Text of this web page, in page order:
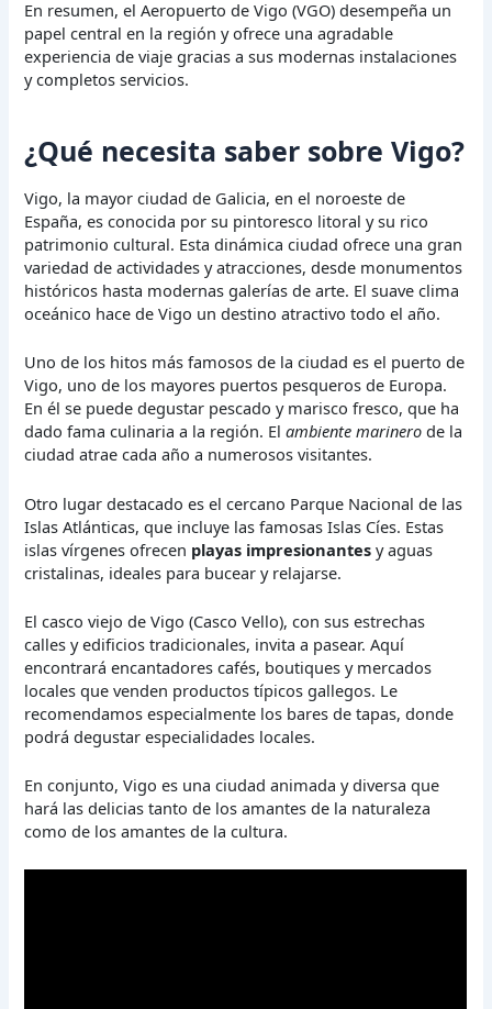
En resumen, el Aeropuerto de Vigo (VGO) desempeña un
papel central en la región y ofrece una agradable
experiencia de viaje gracias a sus modernas instalaciones
y completos servicios.
¿Qué necesita saber sobre Vigo?
Vigo, la mayor ciudad de Galicia, en el noroeste de
España, es conocida por su pintoresco litoral y su rico
patrimonio cultural. Esta dinámica ciudad ofrece una gran
variedad de actividades y atracciones, desde monumentos
históricos hasta modernas galerías de arte. El suave clima
oceánico hace de Vigo un destino atractivo todo el año.
Uno de los hitos más famosos de la ciudad es el puerto de
Vigo, uno de los mayores puertos pesqueros de Europa.
En él se puede degustar pescado y marisco fresco, que ha
dado fama culinaria a la región. Elambiente marinero de la
ciudad atrae cada año a numerosos visitantes.
Otro lugar destacado es el cercano Parque Nacional de las
Islas Atlánticas, que incluye las famosas Islas Cíes. Estas
islas vírgenes ofrecen playas impresionantes y aguas
cristalinas, ideales para bucear y relajarse.
El casco viejo de Vigo (Casco Vello), con sus estrechas
calles y edificios tradicionales, invita a pasear. Aquí
encontrará encantadores cafés, boutiques y mercados
locales que venden productos típicos gallegos. Le
recomendamos especialmente los bares de tapas, donde
podrá degustar especialidades locales.
En conjunto, Vigo es una ciudad animada y diversa que
hará las delicias tanto de los amantes de la naturaleza
como de los amantes de la cultura.